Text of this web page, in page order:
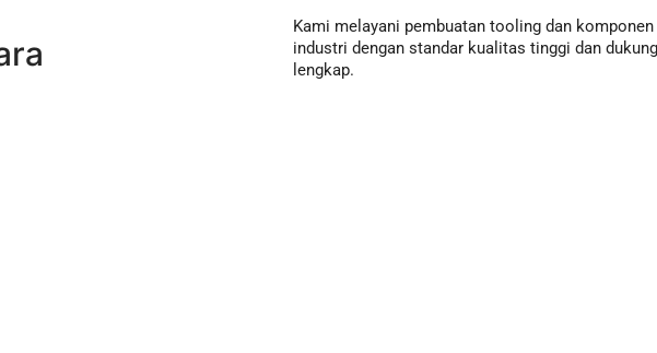
Kami melayani pembuatan tooling dan
industri dengan standar kualitas tinggi dan
lengkap.